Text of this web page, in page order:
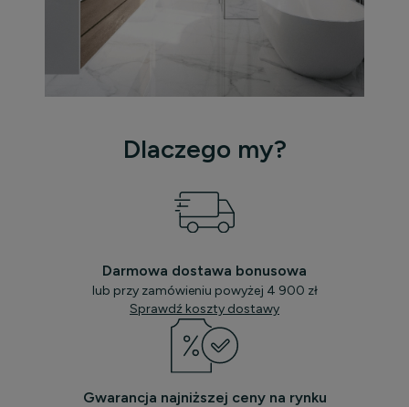
Dlaczego my?
Darmowa dostawa bonusowa
lub przy zamówieniu powyżej 4 900 zł
Sprawdź koszty dostawy
Gwarancja najniższej ceny na rynku